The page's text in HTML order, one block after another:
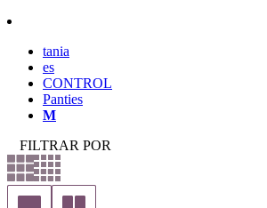
tania
es
CONTROL
Panties
M
FILTRAR POR